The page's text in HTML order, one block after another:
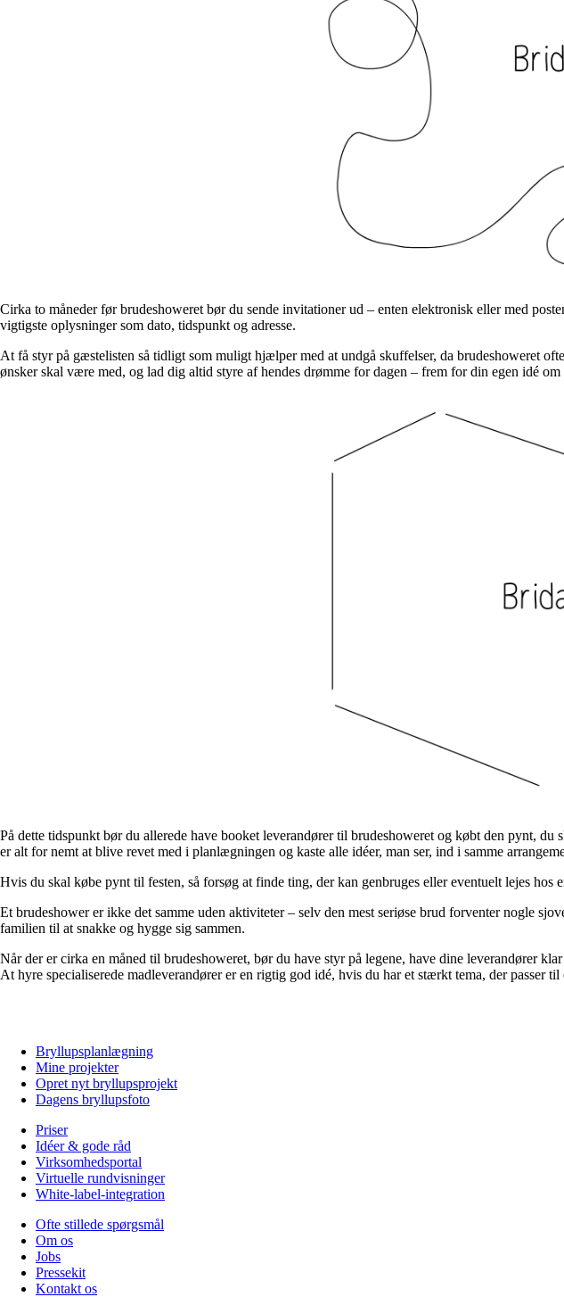
Cirka to måneder før brudeshoweret bør du sende invitationer ud – enten elektronisk eller med
vigtigste oplysninger som dato, tidspunkt og adresse.
At få styr på gæstelisten så tidligt som muligt hjælper med at undgå skuffelser, da brudeshoweret
ønsker skal være med, og lad dig altid styre af hendes drømme for dagen – frem for din egen idé om
På dette tidspunkt bør du allerede have booket leverandører til brudeshoweret og købt den pynt,
er alt for nemt at blive revet med i planlægningen og kaste alle idéer, man ser, ind i samme
Hvis du skal købe pynt til festen, så forsøg at finde ting, der kan genbruges eller eventuelt lejes hos
Et brudeshower er ikke det samme uden aktiviteter – selv den mest seriøse brud forventer nogle
familien til at snakke og hygge sig sammen.
Når der er cirka en måned til brudeshoweret, bør du have styr på legene, have dine leverandører
At hyre specialiserede madleverandører er en rigtig god idé, hvis du har et stærkt tema, der passer
Bryllupsplanlægning
Mine projekter
Opret nyt bryllupsprojekt
Dagens bryllupsfoto
Priser
Idéer & gode råd
Virksomhedsportal
Virtuelle rundvisninger
White-label-integration
Ofte stillede spørgsmål
Om os
Jobs
Pressekit
Kontakt os